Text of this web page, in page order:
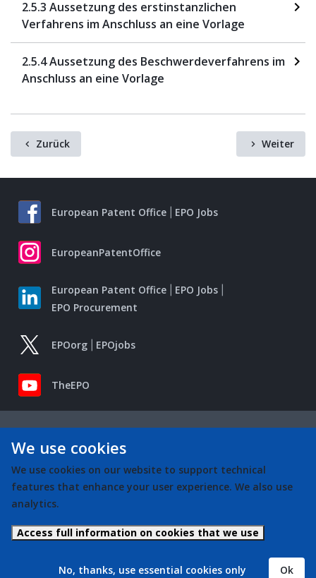
2.5.3 Aussetzung des erstinstanzlichen
Verfahrens im Anschluss an eine Vorlage
2.5.4 Aussetzung des Beschwerdeverfahrens im
Anschluss an eine Vorlage
Zurück Weiter
European Patent Office EPO Jobs
EuropeanPatentOffice
European Patent Office
EPO Jobs
EPO Procurement
EPOorg EPOjobs
TheEPO
We use cookies
We use cookies on our website to support technical
features that enhance your user experience. We also use
analytics.
Access full information on cookies that we use
Ok
No, thanks, use essential cookies only